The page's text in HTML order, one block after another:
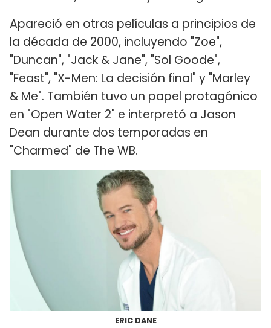
Apareció en otras películas a principios de
la década de 2000, incluyendo "Zoe",
"Duncan", "Jack & Jane", "Sol Goode",
"Feast", "X-Men: La decisión final" y "Marley
& Me". También tuvo un papel protagónico
en "Open Water 2" e interpretó a Jason
Dean durante dos temporadas en
"Charmed" de The WB.
ERIC DANE